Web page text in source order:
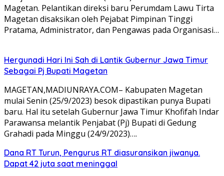
Magetan. Pelantikan direksi baru Perumdam Lawu Tirta
Magetan disaksikan oleh Pejabat Pimpinan Tinggi
Pratama, Administrator, dan Pengawas pada Organisasi…
Hergunadi Hari Ini Sah di Lantik Gubernur Jawa Timur
Sebagai Pj Bupati Magetan
MAGETAN,MADIUNRAYA.COM– Kabupaten Magetan
mulai Senin (25/9/2023) besok dipastikan punya Bupati
baru. Hal itu setelah Gubernur Jawa Timur Khofifah Indar
Parawansa melantik Penjabat (Pj) Bupati di Gedung
Grahadi pada Minggu (24/9/2023)….
Dana RT Turun, Pengurus RT diasuransikan jiwanya.
Dapat 42 juta saat meninggal